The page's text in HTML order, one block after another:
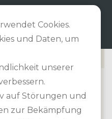
DE
GOLF
Cookies.
und Daten, um
unserer
auf Störungen und
zur Bekämpfung